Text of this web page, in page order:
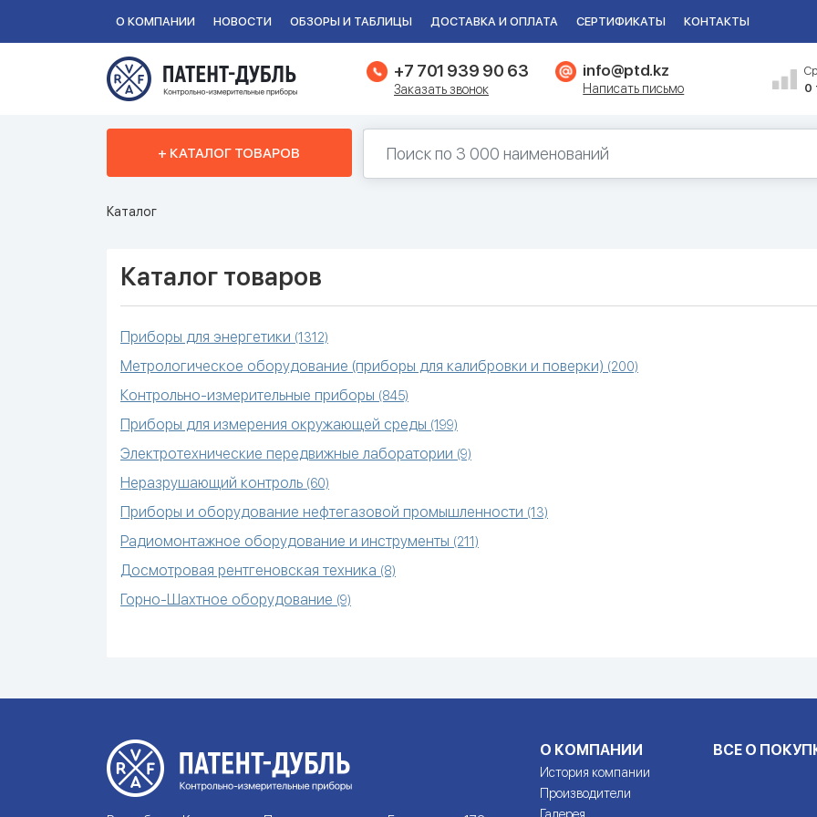
О КОМПАНИИ НОВОСТИ ОБЗОРЫ И ТАБЛИЦЫ ДОСТАВКА И ОПЛАТА СЕРТИФИКАТЫ КОНТАКТЫ
+7 701 939 90 63
Заказать звонок
info@ptd.kz
Написать письмо
0
+ КАТАЛОГ ТОВАРОВ
Каталог
Каталог товаров
Приборы для энергетики (1312)
Метрологическое оборудование (приборы для калибровки и поверки) (200)
Контрольно-измерительные приборы (845)
Приборы для измерения окружающей среды (199)
Электротехнические передвижные лаборатории (9)
Неразрушающий контроль (60)
Приборы и оборудование нефтегазовой промышленности (13)
Радиомонтажное оборудование и инструменты (211)
Досмотровая рентгеновская техника (8)
Горно-Шахтное оборудование (9)
О КОМПАНИИ
История компании
Производители
ВСЕ О